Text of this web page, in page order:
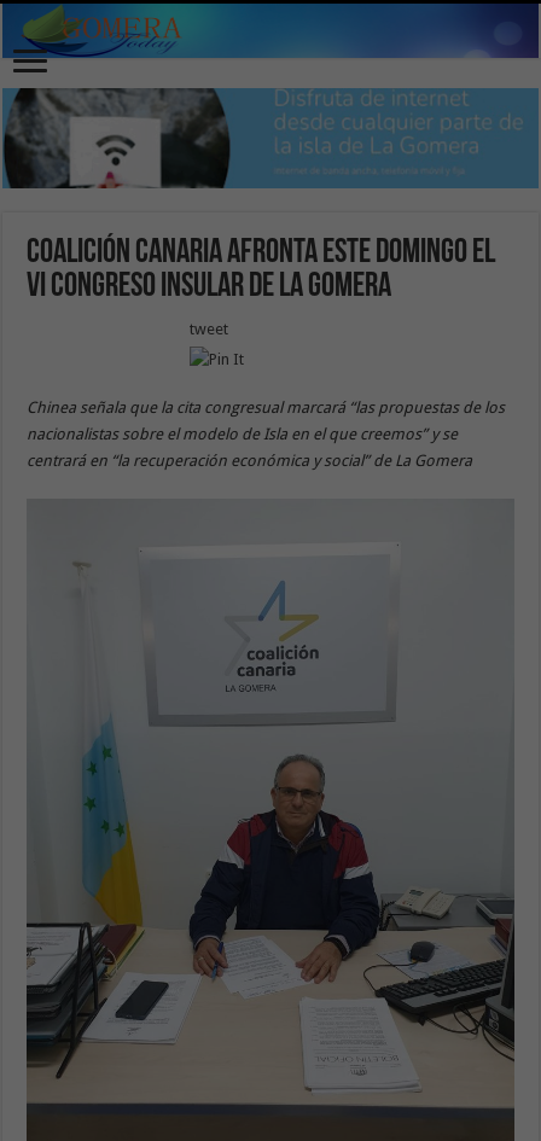
Coalición Canaria afronta este domingo el
VI Congreso Insular de La Gomera
tweet
Chinea señala que la cita congresual marcará “las propuestas de los
nacionalistas sobre el modelo de Isla en el que creemos” y se
centrará en “la recuperación económica y social” de La Gomera